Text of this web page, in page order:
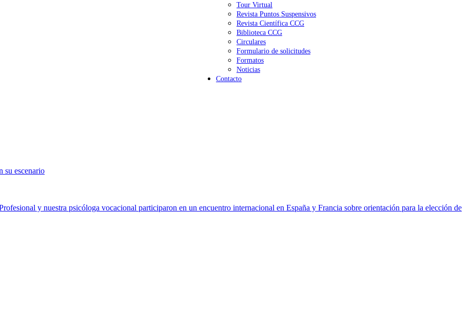
Tour Virtual
Revista Puntos Suspensivos
Revista Científica CCG
Biblioteca CCG
Circulares
Formulario de solicitudes
Formatos
Noticias
Contacto
su escenario
y nuestra psicóloga vocacional participaron en un encuentro internacional en España y Francia sobre orientación para la elección de